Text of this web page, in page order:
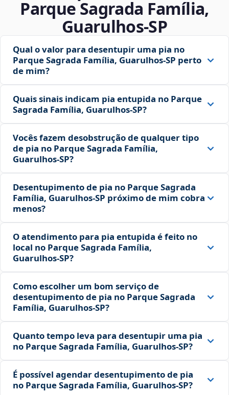
Parque Sagrada Família,
Guarulhos‑SP
Qual o valor para desentupir uma pia no
Parque Sagrada Família, Guarulhos‑SP perto
de mim?
Quais sinais indicam pia entupida no Parque
Sagrada Família, Guarulhos‑SP?
Vocês fazem desobstrução de qualquer tipo
de pia no Parque Sagrada Família,
Guarulhos‑SP?
Desentupimento de pia no Parque Sagrada
Família, Guarulhos‑SP próximo de mim cobra
menos?
O atendimento para pia entupida é feito no
local no Parque Sagrada Família,
Guarulhos‑SP?
Como escolher um bom serviço de
desentupimento de pia no Parque Sagrada
Família, Guarulhos‑SP?
Quanto tempo leva para desentupir uma pia
no Parque Sagrada Família, Guarulhos‑SP?
É possível agendar desentupimento de pia
no Parque Sagrada Família, Guarulhos‑SP?